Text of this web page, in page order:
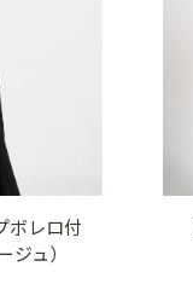
ボレロ付
ュ）